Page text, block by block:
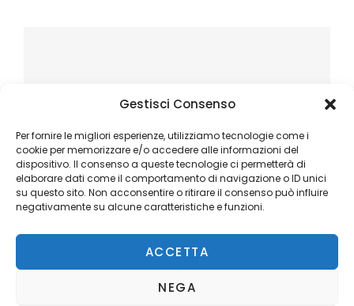
Gestisci Consenso
Per fornire le migliori esperienze, utilizziamo tecnologie come i
cookie per memorizzare e/o accedere alle informazioni del
dispositivo. Il consenso a queste tecnologie ci permetterà di
elaborare dati come il comportamento di navigazione o ID unici
su questo sito. Non acconsentire o ritirare il consenso può influire
negativamente su alcune caratteristiche e funzioni.
ACCETTA
NEGA